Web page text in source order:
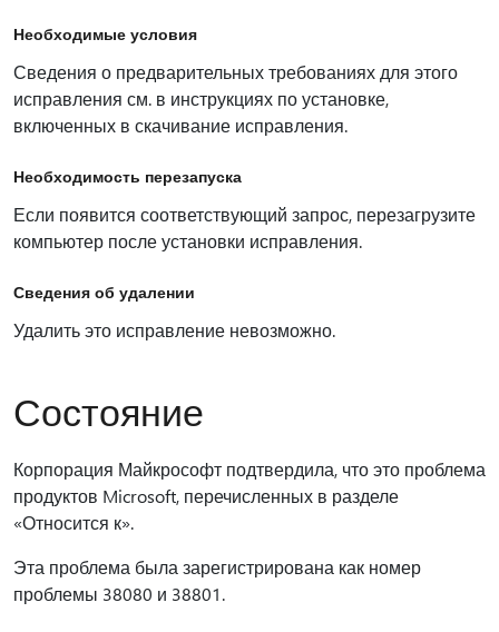
Необходимые условия
Сведения о предварительных требованиях для этого
исправления см. в инструкциях по установке,
включенных в скачивание исправления.
Необходимость перезапуска
Если появится соответствующий запрос, перезагрузите
компьютер после установки исправления.
Сведения об удалении
Удалить это исправление невозможно.
Состояние
Корпорация Майкрософт подтвердила, что это проблема
продуктов Microsoft, перечисленных в разделе
«Относится к».
Эта проблема была зарегистрирована как номер
проблемы 38080 и 38801.